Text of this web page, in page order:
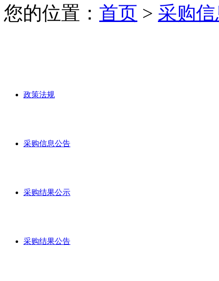
您的位置： 首页 > 采购
政策法规
采购信息公告
采购结果公示
采购结果公告